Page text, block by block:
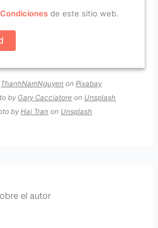
de este sitio web.
ThanhNamNguyen onPixabay
by Gary Cacciatore on Unsplash
byHai Tran on Unsplash
el autor